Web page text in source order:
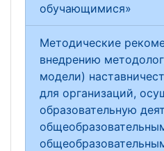
обучающимися»
Методические
внедрению
модели)
для организаций,
образовательную